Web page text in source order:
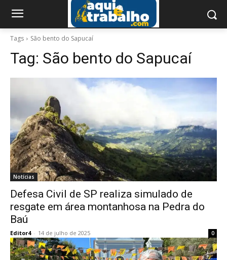
Tags São bento do Sapucaí
Tag: São bento do Sapucaí
Notícias
Defesa Civil de SP realiza simulado de
resgate em área montanhosa na Pedra do
Baú
Editor4 - 14 de julho de 2025 0